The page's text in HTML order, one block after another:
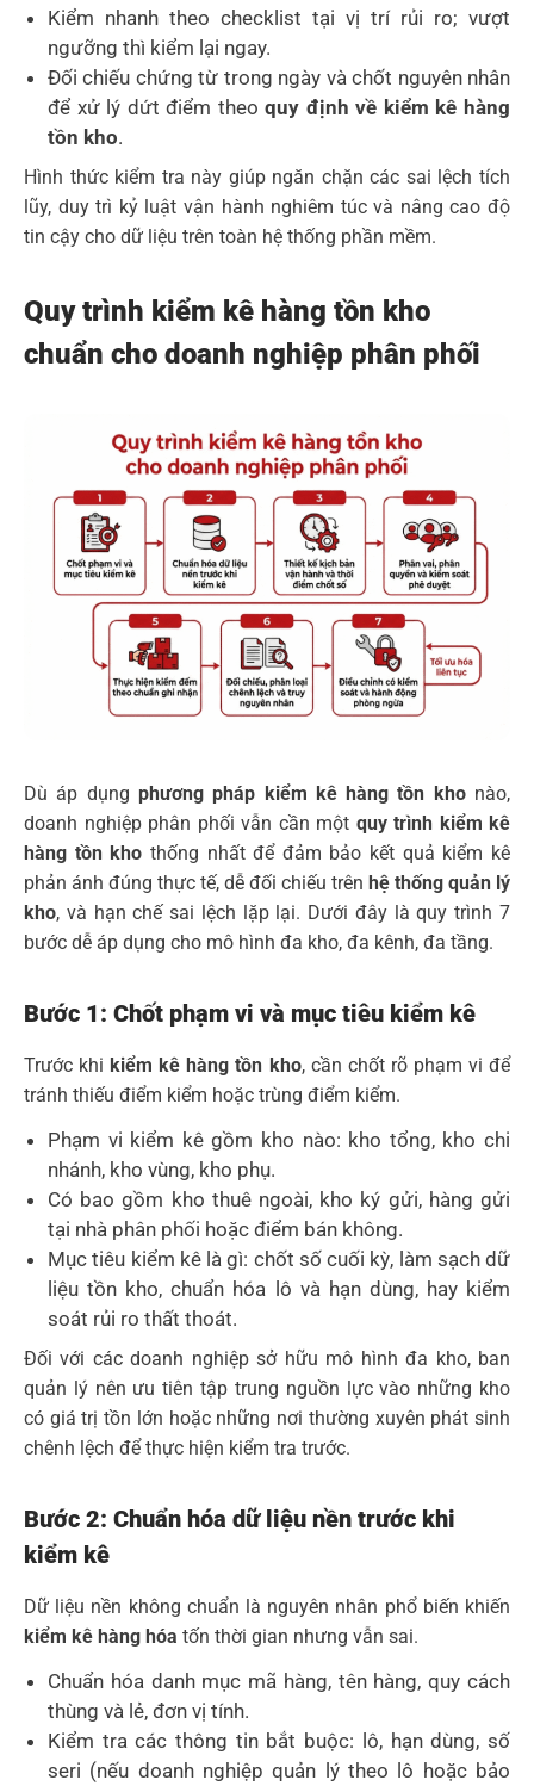
Kiểm nhanh theo checklist tại vị trí rủi ro; vượt
ngưỡng thì kiểm lại ngay.
Đối chiếu chứng từ trong ngày và chốt nguyên nhân
để xử lý dứt điểm theoquy định về kiểm kê hàng
tồn kho.
Hình thức kiểm tra này giúp ngăn chặn các sai lệch tích
lũy, duy trì kỷ luật vận hành nghiêm túc và nâng cao độ
tin cậy cho dữ liệu trên toàn hệ thống phần mềm.
Quy trình kiểm kê hàng tồn kho
chuẩn cho doanh nghiệp phân phối
Dù áp dụng phương pháp kiểm kê hàng tồn khonào,
doanh nghiệp phân phối vẫn cần một quy trình kiểm kê
hàng tồn kho thống nhất để đảm bảo kết quả kiểm kê
phản ánh đúng thực tế, dễ đối chiếu trên hệ thống quản lý
kho, và hạn chế sai lệch lặp lại. Dưới đây là quy trình 7
bước dễ áp dụng cho mô hình đa kho, đa kênh, đa tầng.
Bước 1: Chốt phạm vi và mục tiêu kiểm kê
Trước khi kiểm kê hàng tồn kho, cần chốt rõ phạm vi để
tránh thiếu điểm kiểm hoặc trùng điểm kiểm.
Phạm vi kiểm kê gồm kho nào: kho tổng, kho chi
nhánh, kho vùng, kho phụ.
Có bao gồm kho thuê ngoài, kho ký gửi, hàng gửi
tại nhà phân phối hoặc điểm bán không.
Mục tiêu kiểm kê là gì: chốt số cuối kỳ, làm sạch dữ
liệu tồn kho, chuẩn hóa lô và hạn dùng, hay kiểm
soát rủi ro thất thoát.
Đối với các doanh nghiệp sở hữu mô hình đa kho, ban
quản lý nên ưu tiên tập trung nguồn lực vào những kho
có giá trị tồn lớn hoặc những nơi thường xuyên phát sinh
chênh lệch để thực hiện kiểm tra trước.
Bước 2: Chuẩn hóa dữ liệu nền trước khi
kiểm kê
Dữ liệu nền không chuẩn là nguyên nhân phổ biến khiến
kiểm kê hàng hóa tốn thời gian nhưng vẫn sai.
Chuẩn hóa danh mục mã hàng, tên hàng, quy cách
thùng và lẻ, đơn vị tính.
Kiểm tra các thông tin bắt buộc: lô, hạn dùng, số
seri (nếu doanh nghiệp quản lý theo lô hoặc bảo